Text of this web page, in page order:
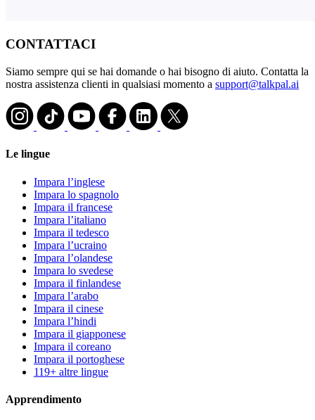
CONTATTACI
Siamo sempre qui se hai domande o hai bisogno di aiuto. Contatta la
nostra assistenza clienti in qualsiasi momento a support@talkpal.ai
Le lingue
Impara l’inglese
Impara lo spagnolo
Impara il francese
Impara l’italiano
Impara il tedesco
Impara l’ucraino
Impara l’olandese
Impara lo svedese
Impara il finlandese
Impara l’arabo
Impara il cinese
Impara l’hindi
Impara il giapponese
Impara il coreano
Impara il portoghese
119+ altre lingue
Apprendimento